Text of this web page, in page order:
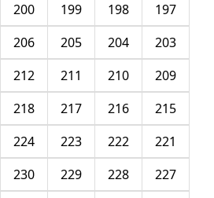
197
198
199
200
203
204
205
206
209
210
211
212
215
216
217
218
221
222
223
224
227
228
229
230